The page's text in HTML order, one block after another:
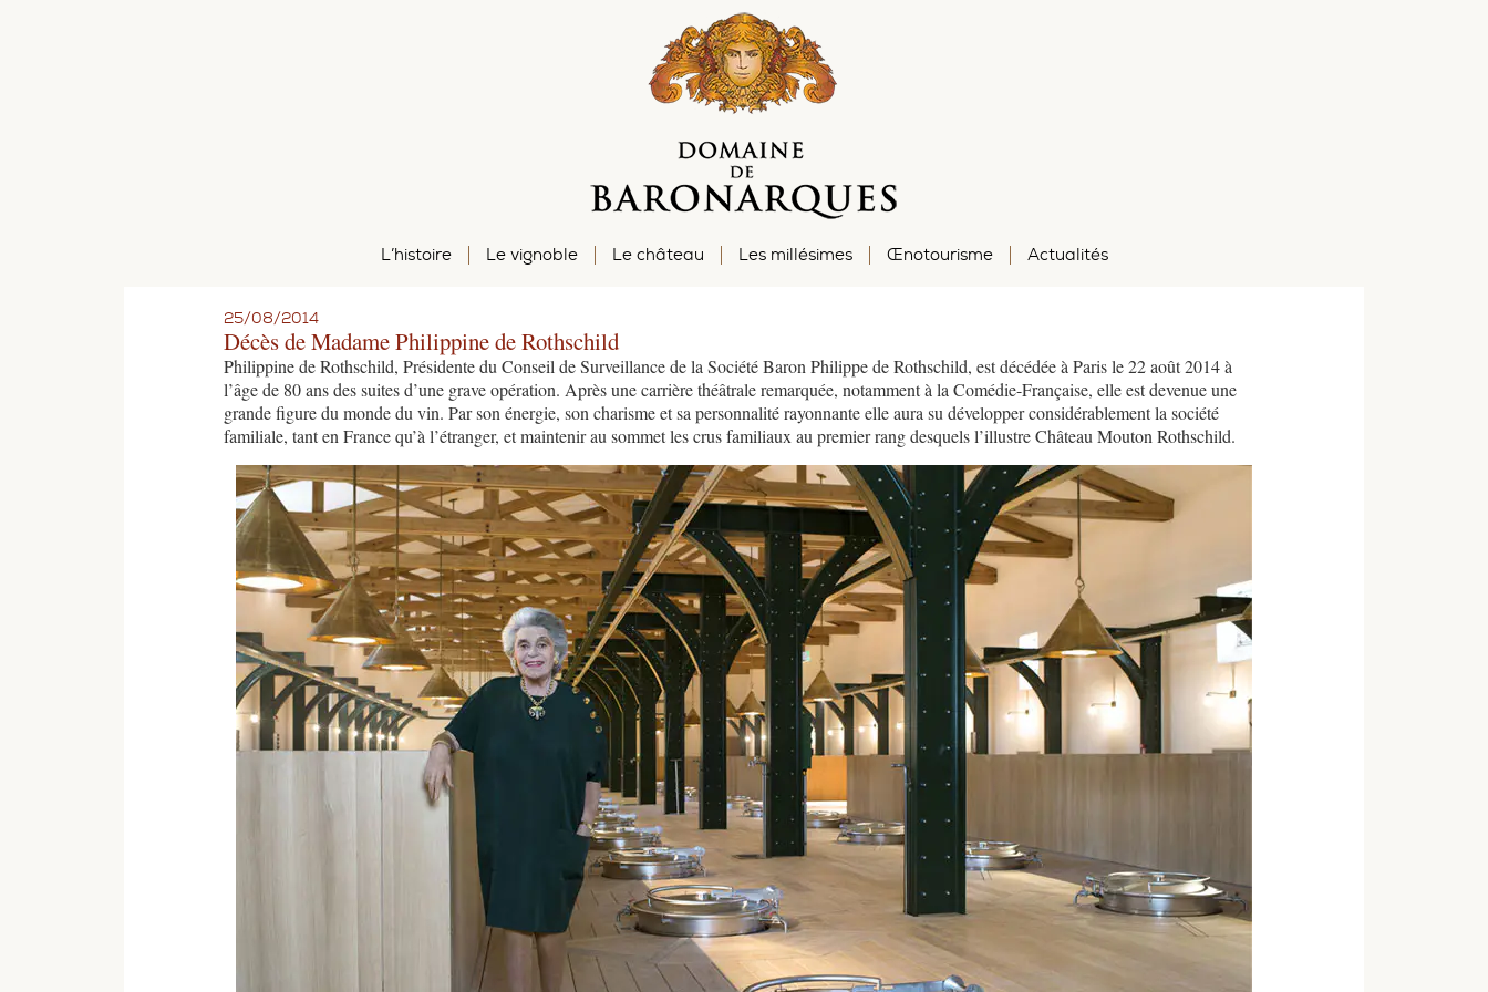
L’histoire Le vignoble Le château Les millésimes Œnotourisme Actualités
25/08/2014
Décès de Madame Philippine de Rothschild
Philippine de Rothschild, Présidente du Conseil de Surveillance de la Société Baron Philippe de Rothschild, est décédée à Paris le 22 août 2014 à
l’âge de 80 ans des suites d’une grave opération. Après une carrière théâtrale remarquée, notamment à la Comédie-Française, elle est devenue une
grande figure du monde du vin. Par son énergie, son charisme et sa personnalité rayonnante elle aura su développer considérablement la société
familiale, tant en France qu’à l’étranger, et maintenir au sommet les crus familiaux au premier rang desquels l’illustre Château Mouton Rothschild.